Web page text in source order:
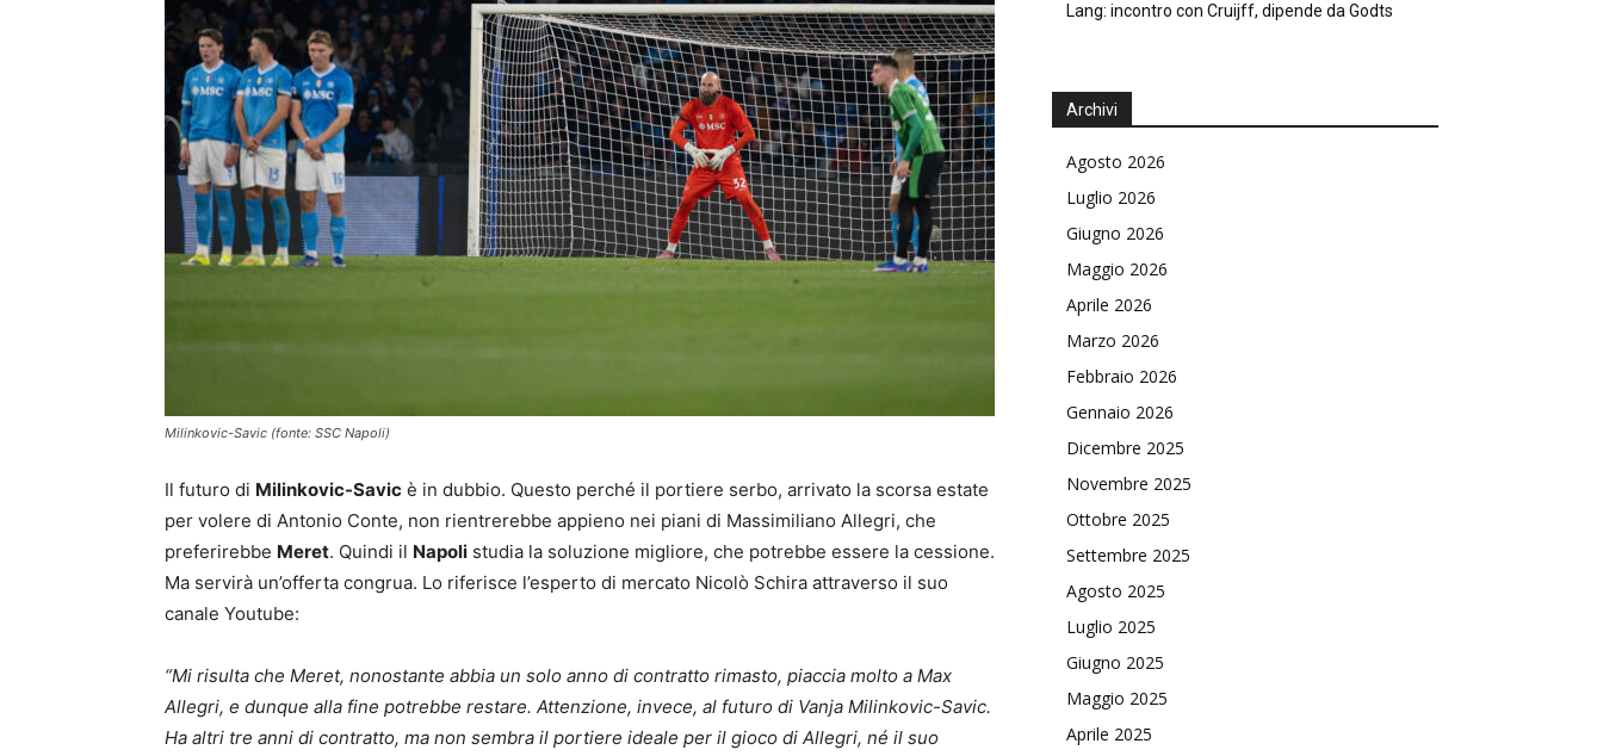
Milinkovic-Savic (fonte: SSC Napoli)
Il futuro di Milinkovic-Savic è in dubbio. Questo perché il portiere serbo, arrivato la scorsa estate
per volere di Antonio Conte, non rientrerebbe appieno nei piani di Massimiliano Allegri, che
preferirebbe Meret. Quindi il Napoli studia la soluzione migliore, che potrebbe essere la cessione.
Ma servirà un’offerta congrua. Lo riferisce l’esperto di mercato Nicolò Schira attraverso il suo
canale Youtube:
“Mi risulta che Meret, nonostante abbia un solo anno di contratto rimasto, piaccia molto a Max
Allegri, e dunque alla fine potrebbe restare. Attenzione, invece, al futuro di Vanja Milinkovic-Savic.
Ha altri tre anni di contratto, ma non sembra il portiere ideale per il gioco di Allegri, né il suo
Lang: incontro con Cruijff, dipende da Godts
Archivi
Agosto 2026
Luglio 2026
Giugno 2026
Maggio 2026
Aprile 2026
Marzo 2026
Febbraio 2026
Gennaio 2026
Dicembre 2025
Novembre 2025
Ottobre 2025
Settembre 2025
Agosto 2025
Luglio 2025
Giugno 2025
Maggio 2025
Aprile 2025